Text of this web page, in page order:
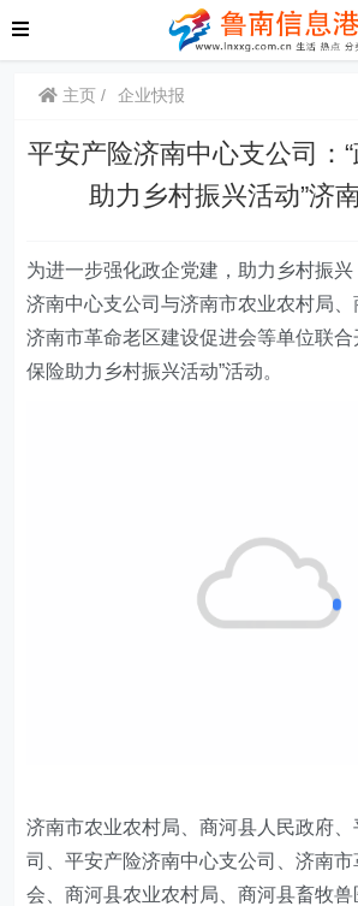
主页 企业快报
平安产险济南中心支公司：
助力乡村振兴活动”济
为进一步强化政企党建，助力乡村振兴
济南中心支公司与济南市农业农村局、
济南市革命老区建设促进会等单位联合
保险助力乡村振兴活动”活动。
济南市农业农村局、商河县人民政府、
司、平安产险济南中心支公司、济南市
会、商河县农业农村局、商河县畜牧兽